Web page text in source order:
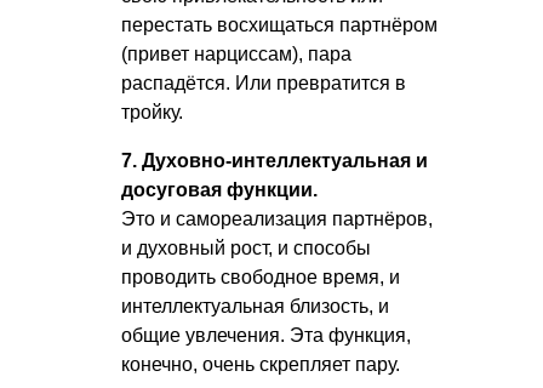
перестать восхищаться партнёром
(привет нарциссам), пара
распадётся. Или превратится в
тройку.
7. Духовно-интеллектуальная и
досуговая функции.
Это и самореализация партнёров,
и духовный рост, и способы
проводить свободное время, и
интеллектуальная близость, и
общие увлечения. Эта функция,
конечно, очень скрепляет пару.